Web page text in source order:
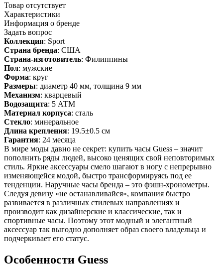
Товар отсутствует
Характеристики
Информация о бренде
Задать вопрос
Коллекция: Sport
Страна бренда: США
Страна-изготовитель: Филиппины
Пол: мужские
Форма: круг
Размеры: диаметр 40 мм, толщина 9 мм
Механизм: кварцевый
Водозащита: 5 АТМ
Материал корпуса: сталь
Стекло: минеральное
Длина крепления: 19.5±0.5 см
Гарантия: 24 месяца
В мире моды давно не секрет: купить часы Guess – значит
пополнить ряды людей, высоко ценящих свой неповторимых
стиль. Яркие аксессуары смело шагают в ногу с непрерывно
изменяющейся модой, быстро трансформируясь под ее
тенденции. Наручные часы бренда – это фэшн-хронометры.
Следуя девизу «не останавливайся», компания быстро
развивается в различных стилевых направлениях и
производит как дизайнерские и классические, так и
спортивные часы. Поэтому этот модный и элегантный
аксессуар так выгодно дополняет образ своего владельца и
подчеркивает его статус.
Особенности Guess